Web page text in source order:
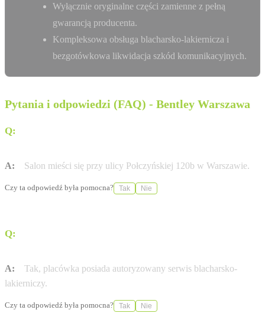
Wyłącznie oryginalne części zamienne z pełną
gwarancją producenta.
Kompleksowa obsługa blacharsko-lakiernicza i
bezgotówkowa likwidacja szkód komunikacyjnych.
Pytania i odpowiedzi (FAQ) - Bentley Warszawa
Q:
A: Salon mieści się przy ulicy Połczyńskiej 120b w Warszawie.
Czy ta odpowiedź była pomocna? Tak Nie
Q:
A:
Tak, placówka posiada autoryzowany serwis blacharsko-
lakierniczy.
Czy ta odpowiedź była pomocna? Tak Nie